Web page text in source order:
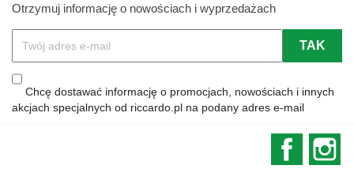
Otrzymuj informację o nowościach i wyprzedażach
Chcę dostawać informację o promocjach, nowościach i innych
akcjach specjalnych od riccardo.pl na podany adres e-mail